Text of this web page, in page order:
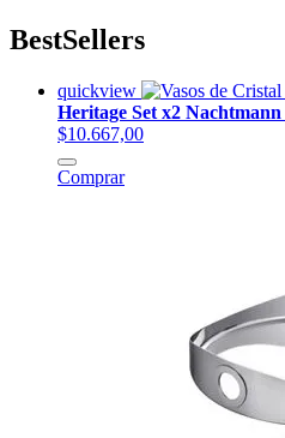
BestSellers
quickview
Heritage Set x2 Nachtmann
$10.667,00
Comprar